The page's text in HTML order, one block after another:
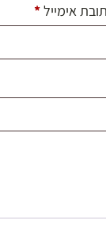
אימייל*חובה